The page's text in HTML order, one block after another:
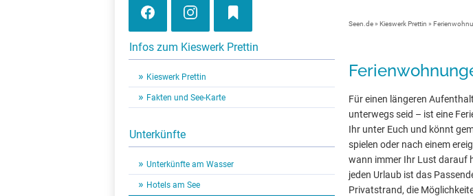
Infos zum Kieswerk Prettin
Kieswerk Prettin
Fakten und See-Karte
Unterkünfte
Unterkünfte am Wasser
Hotels am See
Seen.de» Kieswerk Prettin »
Für einen längeren
unterwegs seid – ist eine
Ihr unter Euch und könnt
spielen oder nach einem
wann immer Ihr Lust darauf
jeden Urlaub ist das
Privatstrand, die